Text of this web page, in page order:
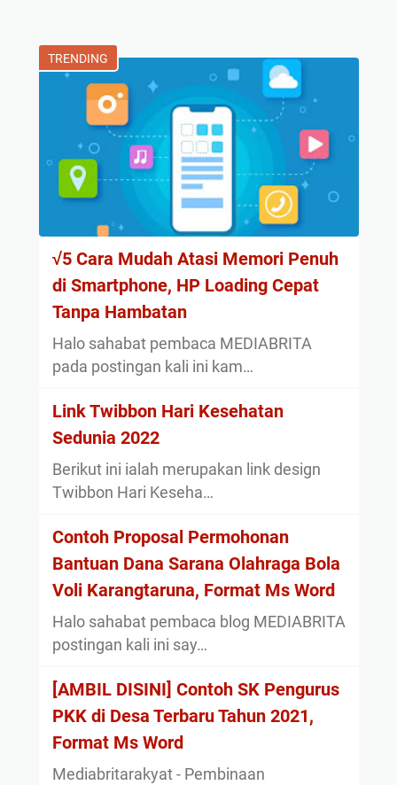
TRENDING
√5 Cara Mudah Atasi Memori Penuh
di Smartphone, HP Loading Cepat
Tanpa Hambatan
Halo sahabat pembaca MEDIABRITA
pada postingan kali ini kam…
Link Twibbon Hari Kesehatan
Sedunia 2022
Berikut ini ialah merupakan link design
Twibbon Hari Keseha…
Contoh Proposal Permohonan
Bantuan Dana Sarana Olahraga Bola
Voli Karangtaruna, Format Ms Word
Halo sahabat pembaca blog MEDIABRITA
postingan kali ini say…
[AMBIL DISINI] Contoh SK Pengurus
PKK di Desa Terbaru Tahun 2021,
Format Ms Word
Mediabritarakyat - Pembinaan